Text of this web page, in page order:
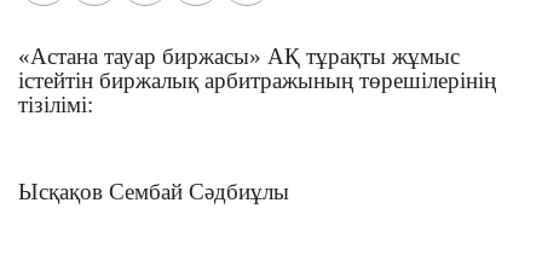
«Астана тауар биржасы» АҚ тұрақты жұмыс
істейтін биржалық арбитражының төрешілерінің
тізілімі:
Ысқақов Сембай Сәдбиұлы